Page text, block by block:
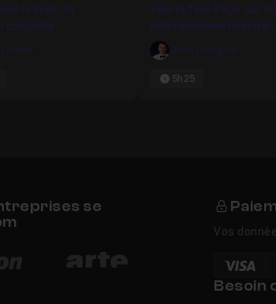
pour répondre à vos éventuelles questions sur
le Web : la
complète
Lenhof
Vise la 1ère Page sur
Référencement naturel,
formation complète
Joan Haegele
5h25
se
Vos
Besoin